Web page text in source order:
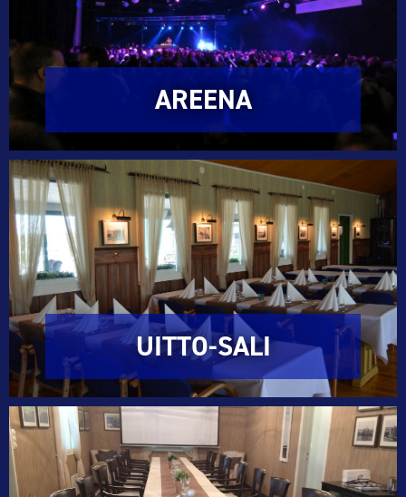
AREENA
UITTO-SALI